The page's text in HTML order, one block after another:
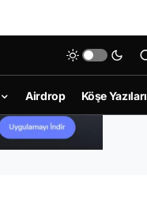
Airdrop Köşe Yazıları